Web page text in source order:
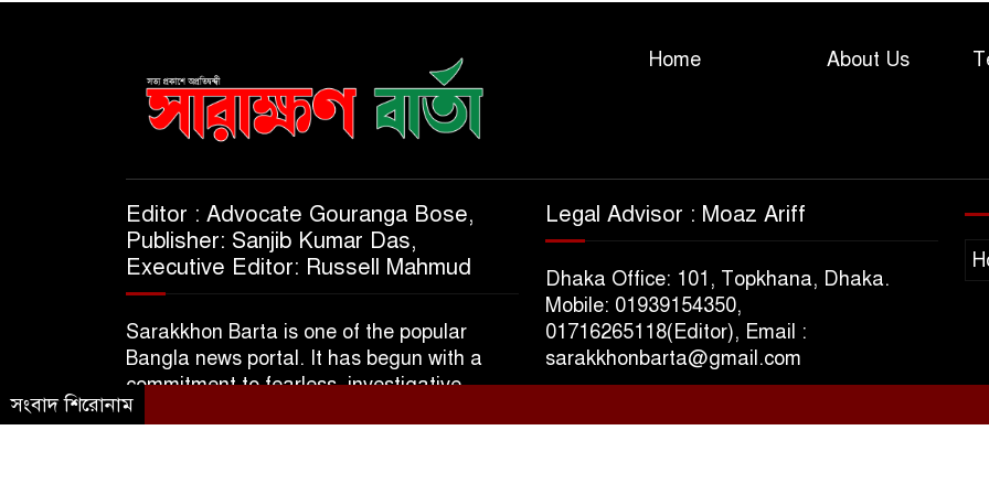
Home About Us
Editor : Advocate Gouranga Bose,
Publisher: Sanjib Kumar Das,
Executive Editor: Russell Mahmud
Sarakkhon Barta is one of the popular
Bangla news portal. It has begun with a
commitment to fearless, investigative,
informative & independent journalism.
Legal Advisor : Moaz Ariff
Dhaka Office: 101, Topkhana, Dhaka.
Mobile: 01939154350,
01716265118(Editor), Email :
sarakkhonbarta@gmail.com
সংবাদ শিরোনাম